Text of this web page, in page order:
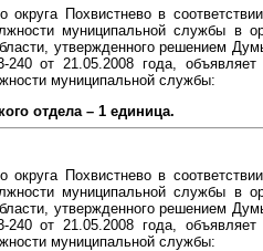
округа Похвистнево в
муниципальной службы в
утвержденного решением
от 21.05.2008 года,
муниципальной службы:
отдела – 1 единица.
округа Похвистнево в
муниципальной службы в
утвержденного решением
от 21.05.2008 года,
муниципальной службы: